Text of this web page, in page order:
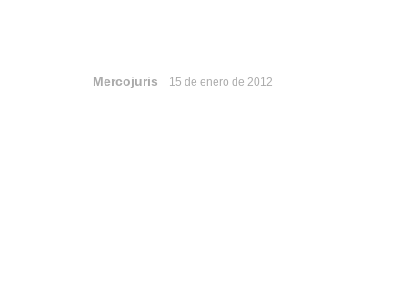
Mercojuris 15 de enero de 2012